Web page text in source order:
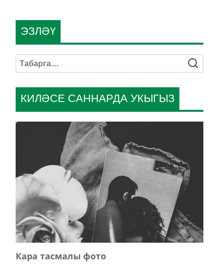
КИЛӘСЕ САННАРДА УКЫГЫЗ
Кара тасмалы фото
ЭЗЛӘҮ